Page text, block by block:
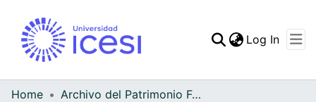
Log In
Home
Archivo del Patrimonio Fotográfico y Fílmico del Valle del Cauca